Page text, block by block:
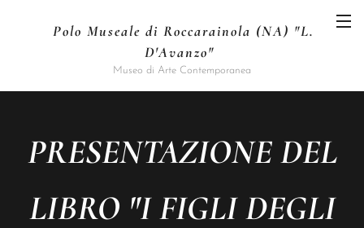
Polo Museale di Roccarainola (NA) "L.
D'Avanzo"
Museo di Arte Contemporanea
PRESENTAZIONE DEL
LIBRO "I FIGLI DEGLI